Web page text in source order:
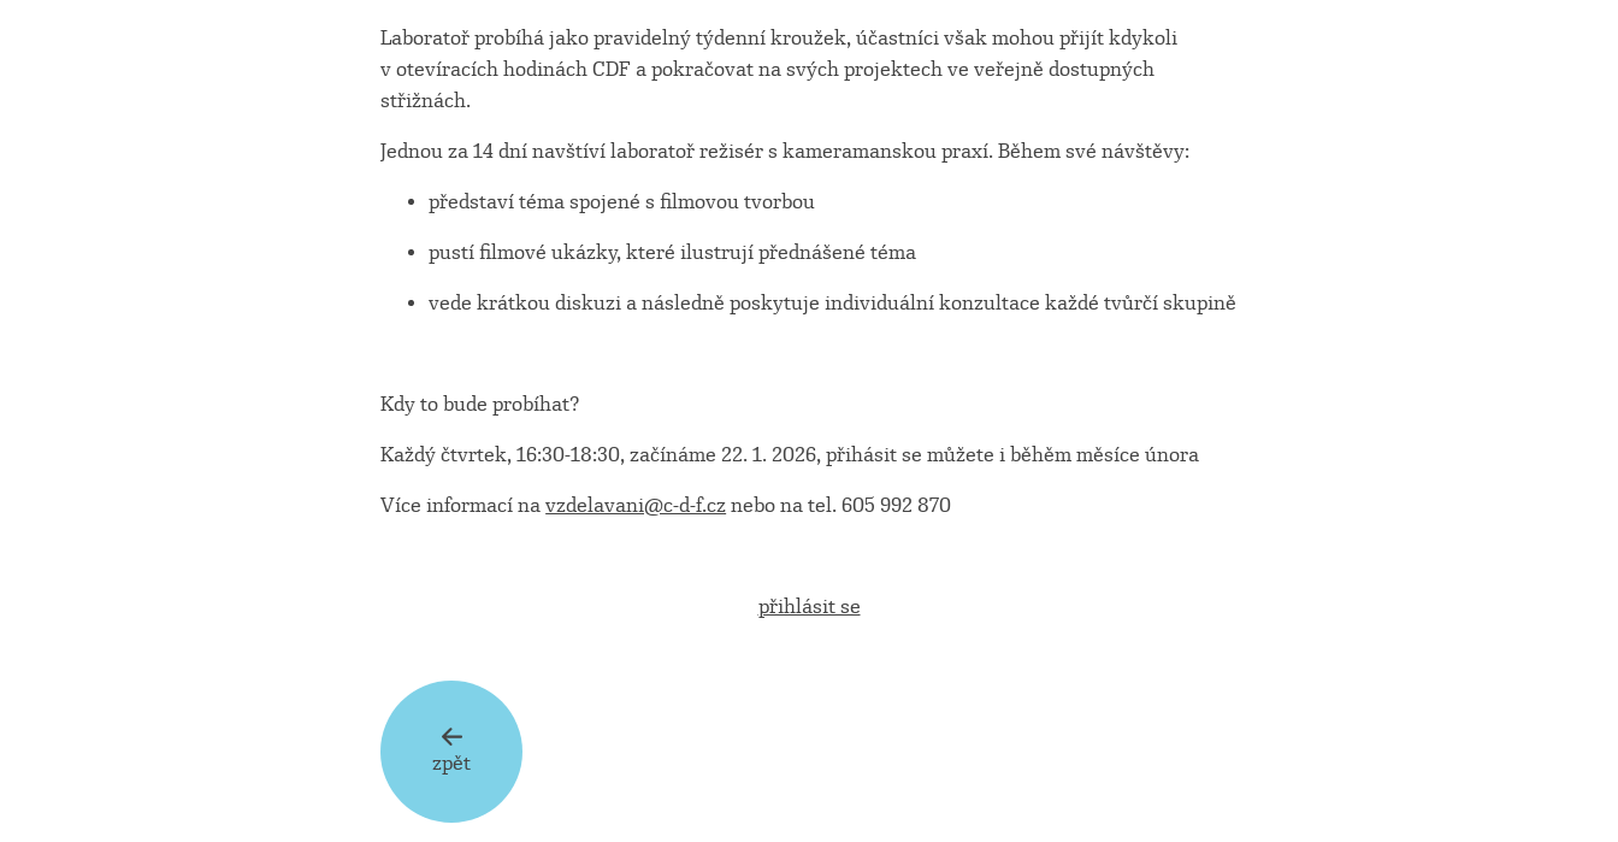
Laboratoř probíhá jako pravidelný týdenní kroužek, účastníci však mohou přijít kdykoli
v otevíracích hodinách CDF a pokračovat na svých projektech ve veřejně dostupných
střižnách.
Jednou za 14 dní navštíví laboratoř režisér s kameramanskou praxí. Během své návštěvy:
představí téma spojené s filmovou tvorbou
pustí filmové ukázky, které ilustrují přednášené téma
vede krátkou diskuzi a následně poskytuje individuální konzultace každé tvůrčí skupině
Kdy to bude probíhat?
Každý čtvrtek, 16:30-18:30, začínáme 22. 1. 2026, přihásit se můžete i běhěm měsíce února
Více informací navzdelavani@c-d-f.cz nebo na tel. 605 992 870
přihlásit se
zpět